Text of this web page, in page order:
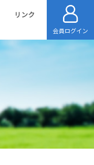
リンク
会員ログイン